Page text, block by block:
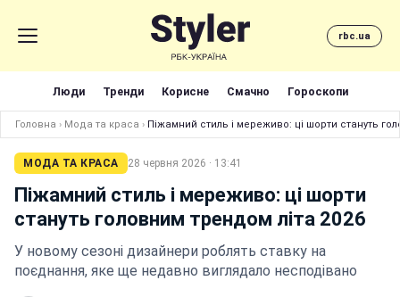
rbc.ua
Люди Тренди Корисне Смачно Гороскопи
Головна › Мода та краса › Піжамний стиль і мереживо: ці шорти стануть
МОДА ТА КРАСА 28 червня 2026 · 13:41
Піжамний стиль і мереживо: ці шорти
стануть головним трендом літа 2026
У новому сезоні дизайнери роблять ставку на
поєднання, яке ще недавно виглядало несподівано